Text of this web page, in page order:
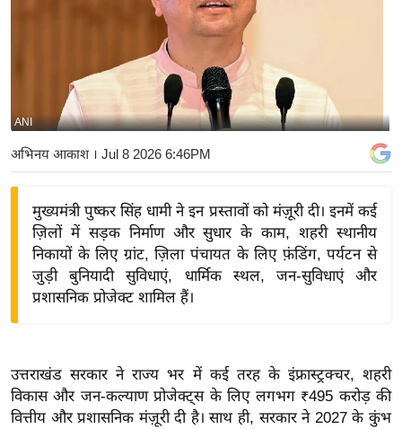
बि
ज़
ने
द्यो
वि
शे
ष
ANI
अभिनय आकाश। Jul 8 2026 6:46PM
मुख्यमंत्री पुष्कर सिंह धामी ने इन प्रस्तावों को मंज़ूरी दी। इनमें कई
ज़िलों में सड़क निर्माण और सुधार के काम, शहरी स्थानीय
निकायों के लिए ग्रांट, ज़िला पंचायत के लिए फ़ंडिंग, पर्यटन से
जुड़ी बुनियादी सुविधाएं, धार्मिक स्थल, जन-सुविधाएं और
प्रशासनिक प्रोजेक्ट शामिल हैं।
उत्तराखंड सरकार ने राज्य भर में कई तरह के इंफ्रास्ट्रक्चर, शहरी
विकास और जन-कल्याण प्रोजेक्ट्स के लिए लगभग ₹495 करोड़ की
वित्तीय और प्रशासनिक मंज़ूरी दी है। साथ ही, सरकार ने 2027 के कुंभ